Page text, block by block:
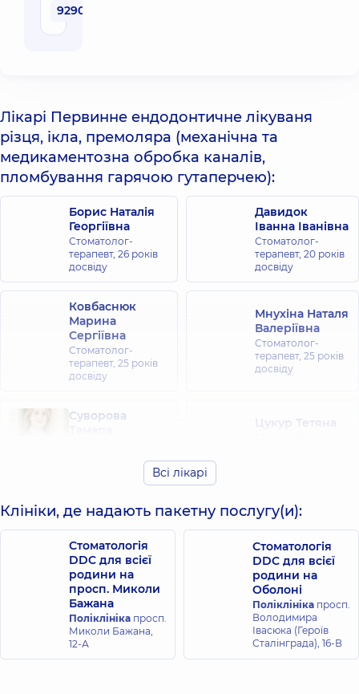
9290 грн
Лікарі Первинне ендодонтичне лікуваня
різця, ікла, премоляра (механічна та
медикаментозна обробка каналів,
пломбування гарячою гутаперчею):
Борис Наталія
Георгіївна
Стоматолог-
терапевт, 26 років
досвіду
Давидок
Іванна Іванівна
Стоматолог-
терапевт, 20 років
досвіду
Ковбаснюк
Марина
Сергіївна
Стоматолог-
терапевт, 25 років
досвіду
Мнухіна Наталя
Валеріївна
Стоматолог-
терапевт, 25 років
досвіду
Суворова
17 років
Цукур Тетяна
Олександр
Іванович
Стоматолог-
терапевт, 13 років
досвіду
Оробець Лілія
Сергіївна
Стоматолог-
терапевт, 5 років
досвіду
Нікіфоров
Сергій
Андрійович
Мироненко
Яна
Геннадіївна
Всі лікарі
Клініки, де надають пакетну послугу(и):
Стоматологія
DDC для всієї
родини на
просп. Миколи
Бажана
Поліклініка просп.
Миколи Бажана,
12-А
Стоматологія
DDC для всієї
родини на
Оболоні
Поліклініка просп.
Володимира
Івасюка (Героїв
Сталінграда), 16-В